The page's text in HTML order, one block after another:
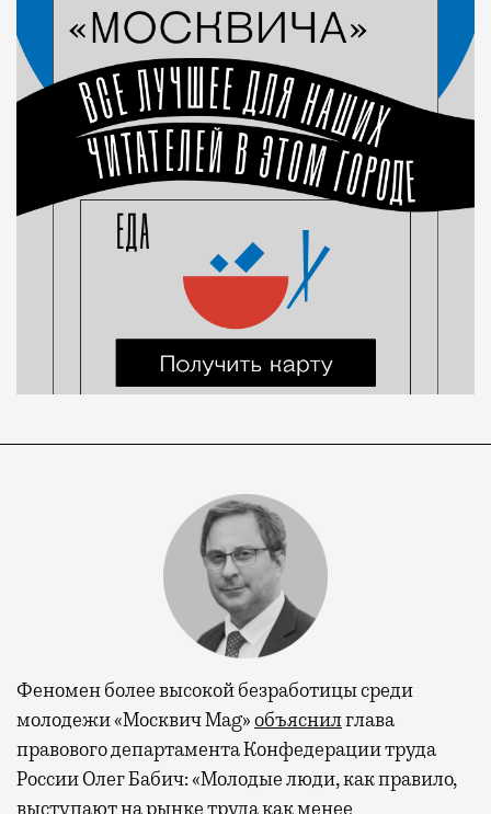
Феномен более высокой безработицы среди
молодежи «Москвич Mag»объяснилглава
правового департамента Конфедерации труда
России Олег Бабич: «Молодые люди, как правило,
выступают на рынке труда как менее